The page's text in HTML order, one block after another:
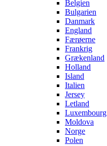
Belgien
Bulgarien
Danmark
England
Færøerne
Frankrig
Grækenland
Holland
Island
Italien
Jersey
Letland
Luxembourg
Moldova
Norge
Polen